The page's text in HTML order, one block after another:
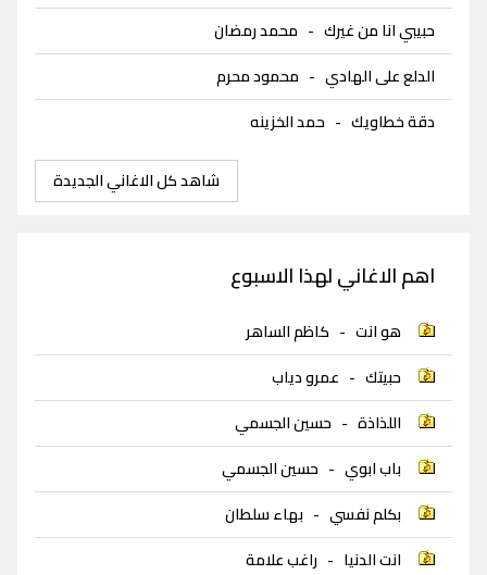
حبيبي انا من غيرك - محمد رمضان
الدلع على الهادي - محمود محرم
دقة خطاويك - حمد الخزينه
شاهد كل الاغاني الجديدة
اهم الاغاني لهذا الاسبوع
هو انت - كاظم الساهر
حبيتك - عمرو دياب
اللذاذة - حسين الجسمي
باب ابوي - حسين الجسمي
بكلم نفسي - بهاء سلطان
انت الدنيا - راغب علامة